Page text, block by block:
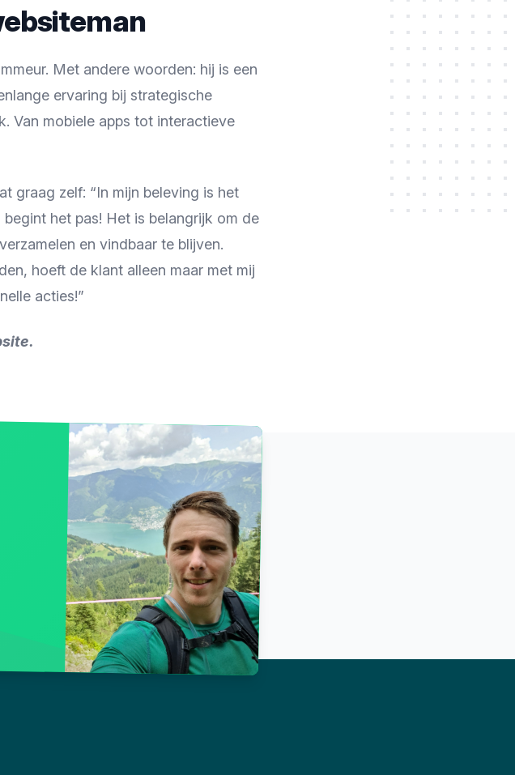
Met andere woorden: hij is een
ervaring bij strategische
Van mobiele apps tot interactieve
graag zelf: “In mijn beleving is het
het pas! Het is belangrijk om de
en vindbaar te blijven.
hoeft de klant alleen maar met mij
acties!”